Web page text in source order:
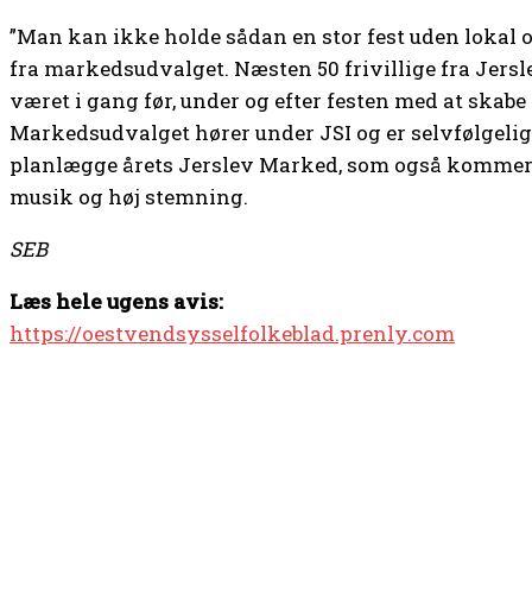
”Man kan ikke holde sådan en stor fest uden
fra markedsudvalget. Næsten 50 frivillige fra
været i gang før, under og efter festen med at
Markedsudvalget hører under JSI og er
planlægge årets Jerslev Marked, som også
musik og høj stemning.
SEB
Læs hele ugens avis:
https://oestvendsysselfolkeblad.prenly.com